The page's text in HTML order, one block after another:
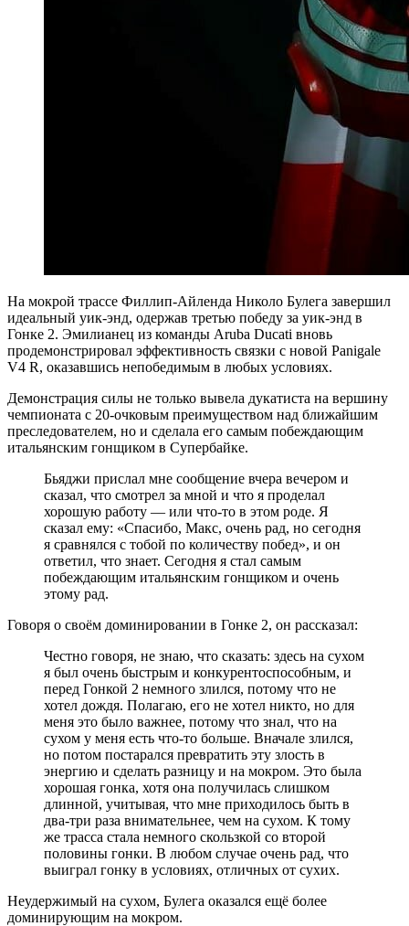
На мокрой трассе Филлип-Айленда Николо Булега завершил
идеальный уик-энд, одержав третью победу за уик-энд в
Гонке 2. Эмилианец из команды Aruba Ducati вновь
продемонстрировал эффективность связки с новой Panigale
V4 R, оказавшись непобедимым в любых условиях.
Демонстрация силы не только вывела дукатиста на вершину
чемпионата с 20-очковым преимуществом над ближайшим
преследователем, но и сделала его самым побеждающим
итальянским гонщиком в Супербайке.
Бьяджи прислал мне сообщение вчера вечером и
сказал, что смотрел за мной и что я проделал
хорошую работу — или что-то в этом роде. Я
сказал ему: «Спасибо, Макс, очень рад, но сегодня
я сравнялся с тобой по количеству побед», и он
ответил, что знает. Сегодня я стал самым
побеждающим итальянским гонщиком и очень
этому рад.
Говоря о своём доминировании в Гонке 2, он рассказал:
Честно говоря, не знаю, что сказать: здесь на сухом
я был очень быстрым и конкурентоспособным, и
перед Гонкой 2 немного злился, потому что не
хотел дождя. Полагаю, его не хотел никто, но для
меня это было важнее, потому что знал, что на
сухом у меня есть что-то больше. Вначале злился,
но потом постарался превратить эту злость в
энергию и сделать разницу и на мокром. Это была
хорошая гонка, хотя она получилась слишком
длинной, учитывая, что мне приходилось быть в
два-три раза внимательнее, чем на сухом. К тому
же трасса стала немного скользкой со второй
половины гонки. В любом случае очень рад, что
выиграл гонку в условиях, отличных от сухих.
Неудержимый на сухом, Булега оказался ещё более
доминирующим на мокром.